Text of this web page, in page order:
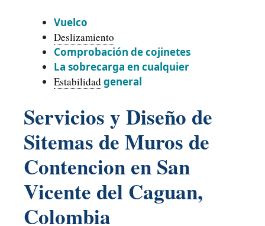
Vuelco
Deslizamiento
Comprobación de cojinetes
La sobrecarga en cualquier
Estabilidad general
Servicios y Diseño de
Sitemas de Muros de
Contencion en San
Vicente del Caguan,
Colombia